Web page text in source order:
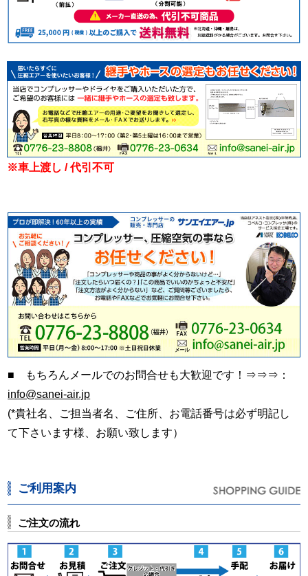
※車上渡し / 代引不可
■ もちろんメールでのお問合せも大歓迎です！⇒⇒⇒：
info@sanei-air.jp
(*貴社名、ご担当者名、ご住所、お電話番号は必ず明記し
て下さいます様、お願い致します）
ご利用案内
ご注文の流れ